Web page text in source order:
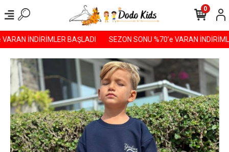
İNDİRİMLER BAŞLADI️ SEZON SONU %70’e VARAN
0